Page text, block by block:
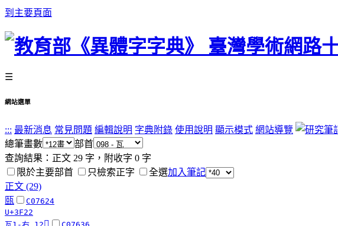
到主要頁面
☰
網站選單
::: 最新消息 常見問題 編輯說明 字典附錄 使用說明 顯示模式 網站導覽
總筆畫數
部首
查詢結果：正文 29 字，附收字 0 字
限於主要部首
只檢索正字 全選加入筆記
正文 (29)
㼢
C07624
U+3F22
𤭑